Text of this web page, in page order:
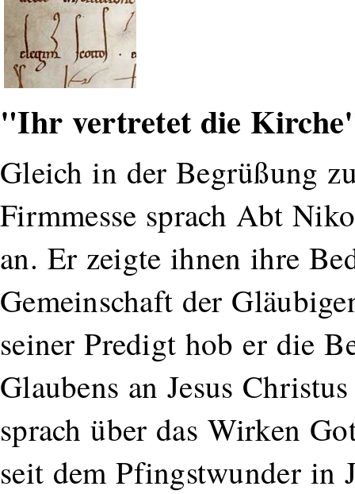
"Ihr vertretet die
Gleich in der Begrüßung
Firmmesse sprach Abt
an. Er zeigte ihnen ihre
Gemeinschaft der
seiner Predigt hob er die
Glaubens an Jesus
sprach über das Wirken
seit dem Pfingstwunder in